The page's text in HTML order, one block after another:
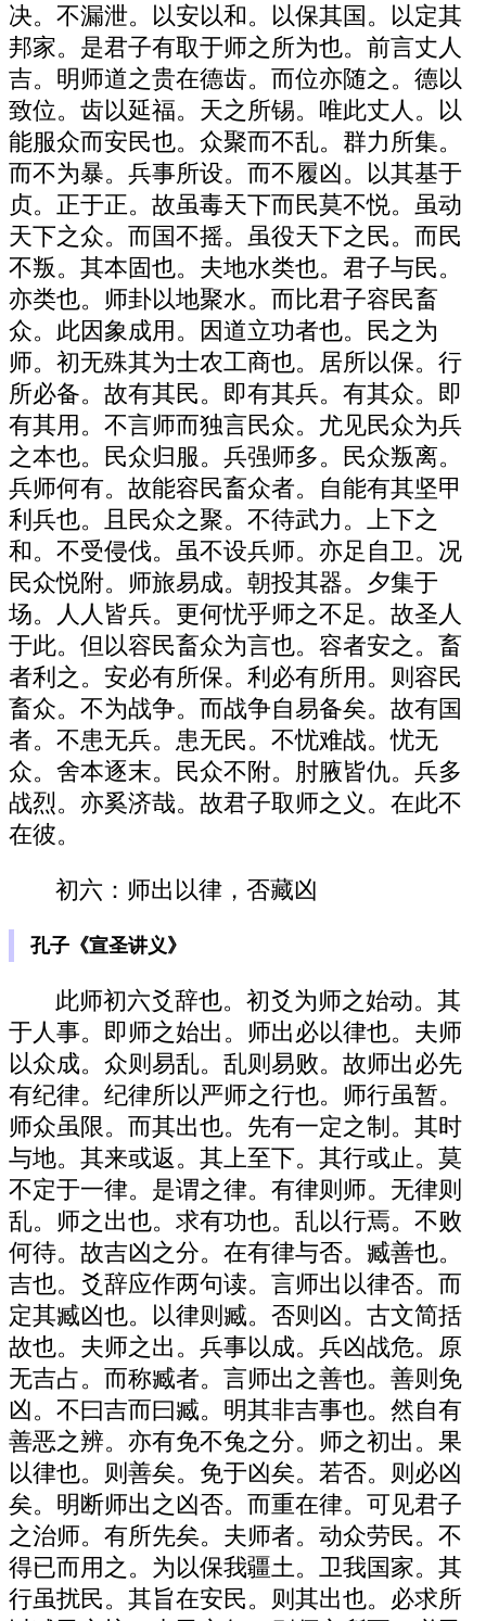
决。不漏泄。以安以和。以保其国。以定其
邦家。是君子有取于师之所为也。前言丈人
吉。明师道之贵在德齿。而位亦随之。德以
致位。齿以延福。天之所锡。唯此丈人。以
能服众而安民也。众聚而不乱。群力所集。
而不为暴。兵事所设。而不履凶。以其基于
贞。正于正。故虽毒天下而民莫不悦。虽动
天下之众。而国不摇。虽役天下之民。而民
不叛。其本固也。夫地水类也。君子与民。
亦类也。师卦以地聚水。而比君子容民畜
众。此因象成用。因道立功者也。民之为
师。初无殊其为士农工商也。居所以保。行
所必备。故有其民。即有其兵。有其众。即
有其用。不言师而独言民众。尤见民众为兵
之本也。民众归服。兵强师多。民众叛离。
兵师何有。故能容民畜众者。自能有其坚甲
利兵也。且民众之聚。不待武力。上下之
和。不受侵伐。虽不设兵师。亦足自卫。况
民众悦附。师旅易成。朝投其器。夕集于
场。人人皆兵。更何忧乎师之不足。故圣人
于此。但以容民畜众为言也。容者安之。畜
者利之。安必有所保。利必有所用。则容民
畜众。不为战争。而战争自易备矣。故有国
者。不患无兵。患无民。不忧难战。忧无
众。舍本逐末。民众不附。肘腋皆仇。兵多
战烈。亦奚济哉。故君子取师之义。在此不
在彼。
初六：师出以律，否藏凶
孔子《宣圣讲义》
此师初六爻辞也。初爻为师之始动。其
于人事。即师之始出。师出必以律也。夫师
以众成。众则易乱。乱则易败。故师出必先
有纪律。纪律所以严师之行也。师行虽暂。
师众虽限。而其出也。先有一定之制。其时
与地。其来或返。其上至下。其行或止。莫
不定于一律。是谓之律。有律则师。无律则
乱。师之出也。求有功也。乱以行焉。不败
何待。故吉凶之分。在有律与否。臧善也。
吉也。爻辞应作两句读。言师出以律否。而
定其臧凶也。以律则臧。否则凶。古文简括
故也。夫师之出。兵事以成。兵凶战危。原
无吉占。而称臧者。言师出之善也。善则免
凶。不曰吉而曰臧。明其非吉事也。然自有
善恶之辨。亦有免不兔之分。师之初出。果
以律也。则善矣。免于凶矣。若否。则必凶
矣。明断师出之凶否。而重在律。可见君子
之治师。有所先矣。夫师者。动众劳民。不
得已而用之。为以保我疆土。卫我国家。其
行虽扰民。其旨在安民。则其出也。必求所